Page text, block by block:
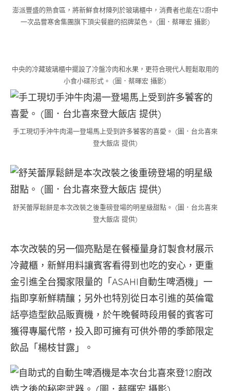
澎派豐盛的熟食區，將新鮮食材陳列於玻璃櫃中，消費者也能在12廚中
一次品嘗寒舍集團旗下頂尖餐廳的招牌菜色。 (圖．蔡暉宏 攝影)
中央的冷藏玻璃櫃中擺設了冷盤冷肉和水果，更符合現代人輕鬆取用的
小食小碟形式。 (圖．蔡暉宏 攝影)
手工現切手沖牛肉湯一登場馬上受到許多饕客的喜愛。 (圖．台北喜來
登大飯店 提供)
舒芙蕾厚鬆餅是本次改裝之後重磅登場的明星級甜點。 (圖．台北喜來
登大飯店 提供)
本次改裝的另一個亮點是在餐檯量身訂製食材展示
冷藏櫃，新鮮用料讓賓客看得到也吃的安心，更重
金引進全台獨家限量的「ASAHI自動生啤酒機」一
指即享新鮮精釀；另外也特別從日本引進的英倫電
話亭造型飲品販賣機，於午晚餐時段用餐的賓客可
獲得專屬代幣，投入即可擁有可供外帶的季節限定
飲品「楊枝甘露」。